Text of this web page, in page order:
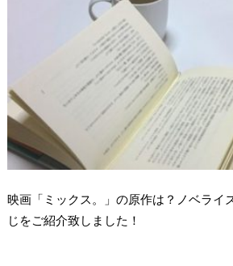
映画「ミックス。」の原作は？ノベライ
じをご紹介致しました！